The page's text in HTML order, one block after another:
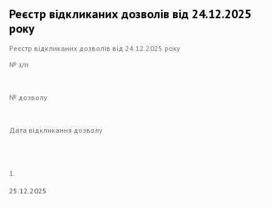
Реєстр відкликаних дозволів від 24.12.2025
року
Реєстр відкликаних дозволів від 24.12.2025 року
№ з/п
№ дозволу
Дата відкликання дозволу
1.
25.12.2025